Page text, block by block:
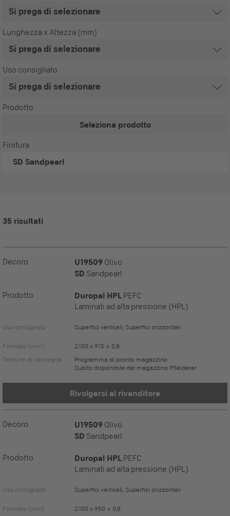
Lunghezza x Altezza (mm)
Uso consigliato
Prodotto
Seleziona prodotto
Finitura
SD Sandpearl
35 risultati
Decoro U19509 Olivo
SD Sandpearl
Prodotto Duropal HPL PEFC
Laminati ad alta pressione (HPL)
Uso consigliato Superfici verticali, Superfici orizzontali
Formato (mm)
2.150 x 915 x 0,8
Termine di consegna
Programma di pronto magazzino
Subito disponibile dal magazzino Pfleiderer
Rivolgersi al rivenditore
Decoro U19509 Olivo
SD Sandpearl
Prodotto Duropal HPL PEFC
Laminati ad alta pressione (HPL)
Uso consigliato Superfici verticali, Superfici orizzontali
Formato (mm) 2.150 x 950 x 0,8